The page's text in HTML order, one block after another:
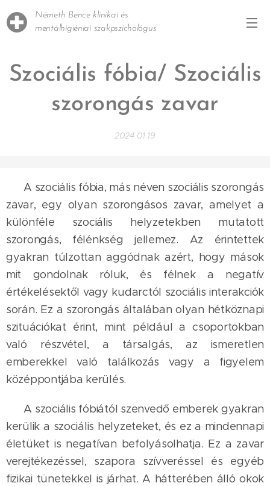
Németh Bence klinikai és
mentálhigiéniai szakpszichológus
Szociális fóbia/ Szociális
szorongás zavar
2024.01.19
A szociális fóbia, más néven szociális szorongás
zavar, egy olyan szorongásos zavar, amelyet a
különféle szociális helyzetekben mutatott
szorongás, félénkség jellemez. Az érintettek
gyakran túlzottan aggódnak azért, hogy mások
mit gondolnak róluk, és félnek a negatív
értékelésektől vagy kudarctól szociális interakciók
során. Ez a szorongás általában olyan hétköznapi
szituációkat érint, mint például a csoportokban
való részvétel, a társalgás, az ismeretlen
emberekkel való találkozás vagy a figyelem
középpontjába kerülés.
A szociális fóbiától szenvedő emberek gyakran
kerülik a szociális helyzeteket, és ez a mindennapi
életüket is negatívan befolyásolhatja. Ez a zavar
verejtékezéssel, szapora szívveréssel és egyéb
fizikai tünetekkel is járhat. A hátterében álló okok